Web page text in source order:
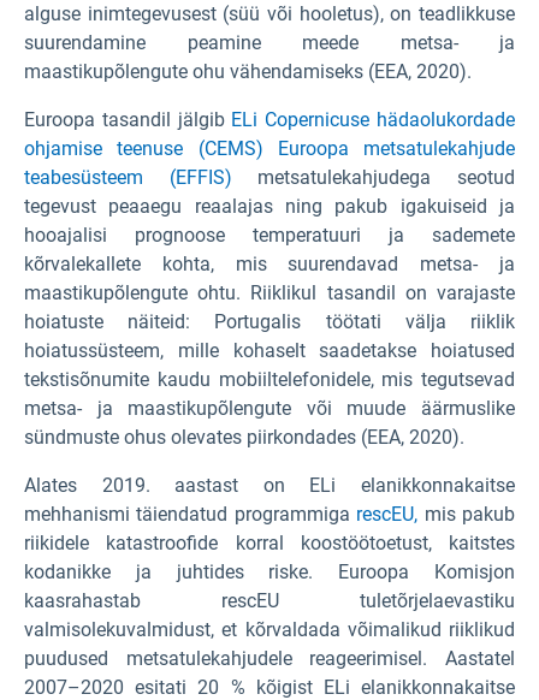
alguse inimtegevusest (süü või hooletus), on teadlikkuse
suurendamine peamine meede metsa- ja
maastikupõlengute ohu vähendamiseks (EEA, 2020).
Euroopa tasandil jälgib ELi Copernicuse hädaolukordade
ohjamise teenuse (CEMS) Euroopa metsatulekahjude
teabesüsteem (EFFIS) metsatulekahjudega seotud
tegevust peaaegu reaalajas ning pakub igakuiseid ja
hooajalisi prognoose temperatuuri ja sademete
kõrvalekallete kohta, mis suurendavad metsa- ja
maastikupõlengute ohtu. Riiklikul tasandil on varajaste
hoiatuste näiteid: Portugalis töötati välja riiklik
hoiatussüsteem, mille kohaselt saadetakse hoiatused
tekstisõnumite kaudu mobiiltelefonidele, mis tegutsevad
metsa- ja maastikupõlengute või muude äärmuslike
sündmuste ohus olevates piirkondades (EEA, 2020).
Alates 2019. aastast on ELi elanikkonnakaitse
mehhanismi täiendatud programmiga rescEU, mis pakub
riikidele katastroofide korral koostöötoetust, kaitstes
kodanikke ja juhtides riske. Euroopa Komisjon
kaasrahastab rescEU tuletõrjelaevastiku
valmisolekuvalmidust, et kõrvaldada võimalikud riiklikud
puudused metsatulekahjudele reageerimisel. Aastatel
2007–2020 esitati 20 % kõigist ELi elanikkonnakaitse